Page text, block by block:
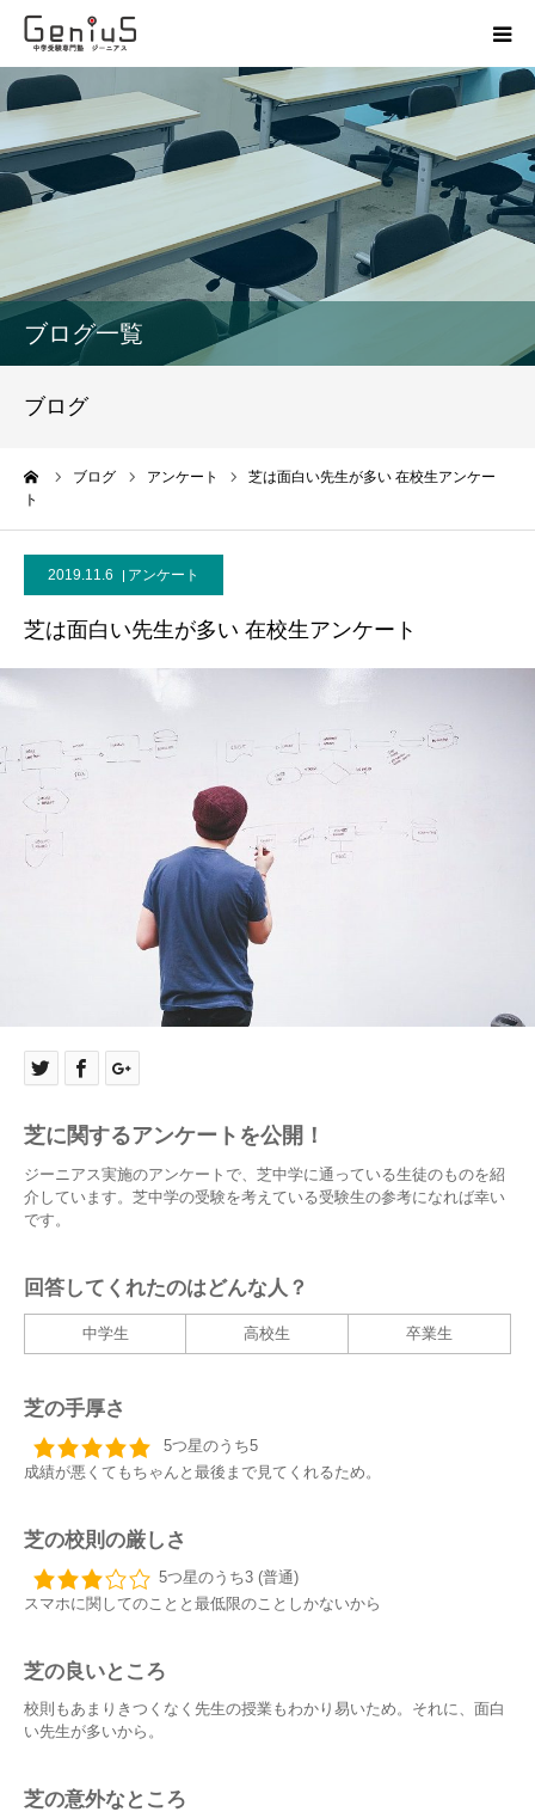
ブログ一覧
ブログ
ブログ アンケート
芝は面白い先生が多い 在校生アンケー
ト
2019.11.6 アンケート
芝は面白い先生が多い 在校生アンケート
芝に関するアンケートを公開！
ジーニアス実施のアンケートで、芝中学に通っている生徒のものを紹
介しています。芝中学の受験を考えている受験生の参考になれば幸い
です。
回答してくれたのはどんな人？
中学生 高校生 卒業生
芝の手厚さ
5つ星のうち5
成績が悪くてもちゃんと最後まで見てくれるため。
芝の校則の厳しさ
5つ星のうち3 (普通)
スマホに関してのことと最低限のことしかないから
芝の良いところ
校則もあまりきつくなく先生の授業もわかり易いため。それに、面白
い先生が多いから。
芝の意外なところ
授業
志望校別特訓
模試